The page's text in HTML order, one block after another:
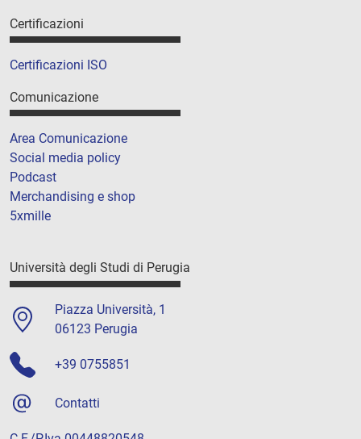
Certificazioni
Certificazioni ISO
Comunicazione
Area Comunicazione
Social media policy
Podcast
Merchandising e shop
5xmille
Università degli Studi di Perugia
Piazza Università, 1
06123 Perugia
+39 0755851
Contatti